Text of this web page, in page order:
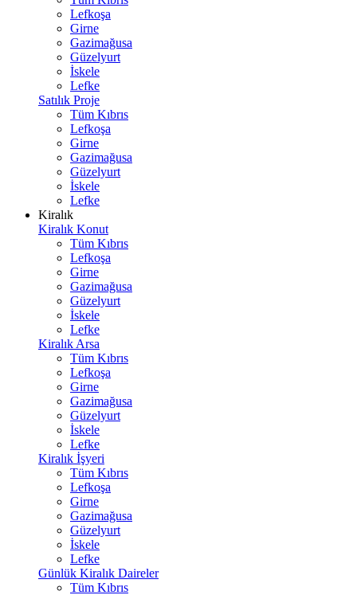
Lefkoşa
Girne
Gazimağusa
Güzelyurt
İskele
Lefke
Satılık Proje
Tüm Kıbrıs
Lefkoşa
Girne
Gazimağusa
Güzelyurt
İskele
Lefke
Kiralık
Kiralık Konut
Tüm Kıbrıs
Lefkoşa
Girne
Gazimağusa
Güzelyurt
İskele
Lefke
Kiralık Arsa
Tüm Kıbrıs
Lefkoşa
Girne
Gazimağusa
Güzelyurt
İskele
Lefke
Kiralık İşyeri
Tüm Kıbrıs
Lefkoşa
Girne
Gazimağusa
Güzelyurt
İskele
Lefke
Günlük Kiralık Daireler
Tüm Kıbrıs